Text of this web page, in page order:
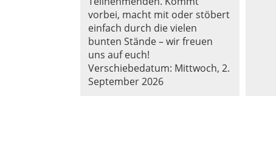
vorbei, macht mit oder stöbert
einfach durch die vielen
bunten Stände – wir freuen
uns auf euch!
Verschiebedatum: Mittwoch, 2.
September 2026